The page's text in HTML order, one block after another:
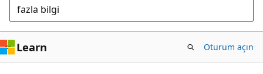
fazla bilgi
Learn Oturum açın